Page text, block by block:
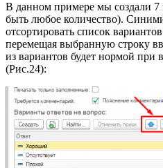
В данном примере мы создали 7
быть любое количество).
отсортировать список
перемещая выбранную строку
из вариантов будет нормой при
(Рис.24):